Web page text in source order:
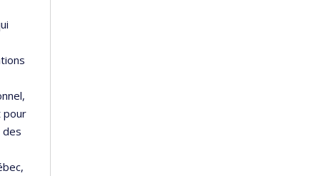
pour
des